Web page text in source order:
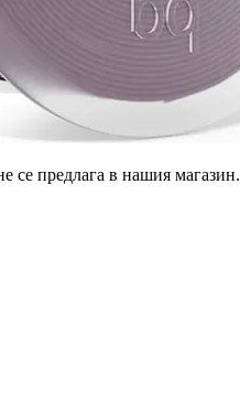
се предлага в нашия магазин.